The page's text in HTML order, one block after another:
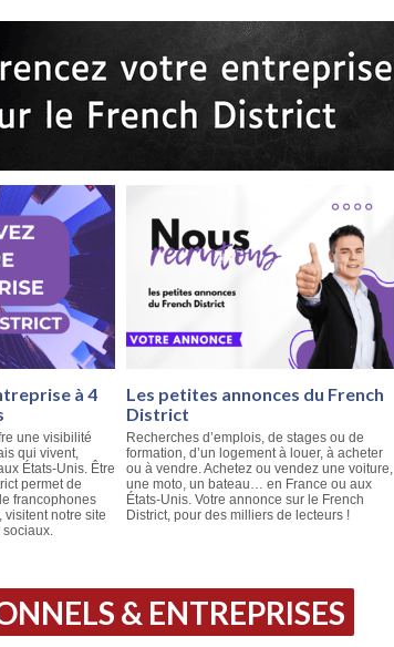
à 4
une visibilité
qui vivent,
États-Unis. Être
permet de
francophones
visitent notre site
Les petites annonces du French
District
Recherches d’emplois, de stages ou de
formation, d’un logement à louer, à acheter
ou à vendre. Achetez ou vendez une voiture,
une moto, un bateau… en France ou aux
États-Unis. Votre annonce sur le French
District, pour des milliers de lecteurs !
& ENTREPRISES